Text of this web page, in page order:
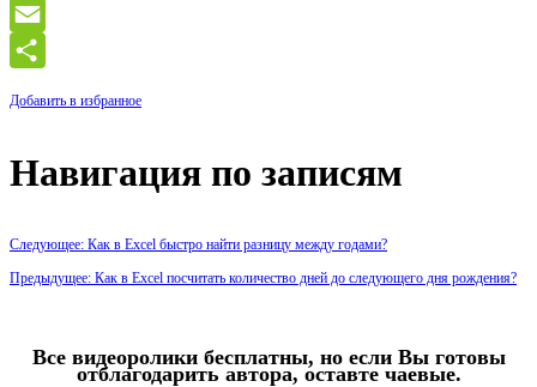
Odnoklassniki
Email
Добавить в избранное
Навигация по записям
Следующее: Как в Excel быстро найти разницу между годами?
Предыдущее: Как в Excel посчитать количество дней до следующего дня рождения?
Все видеоролики бесплатны, но если Вы готовы
отблагодарить автора, оставте чаевые.